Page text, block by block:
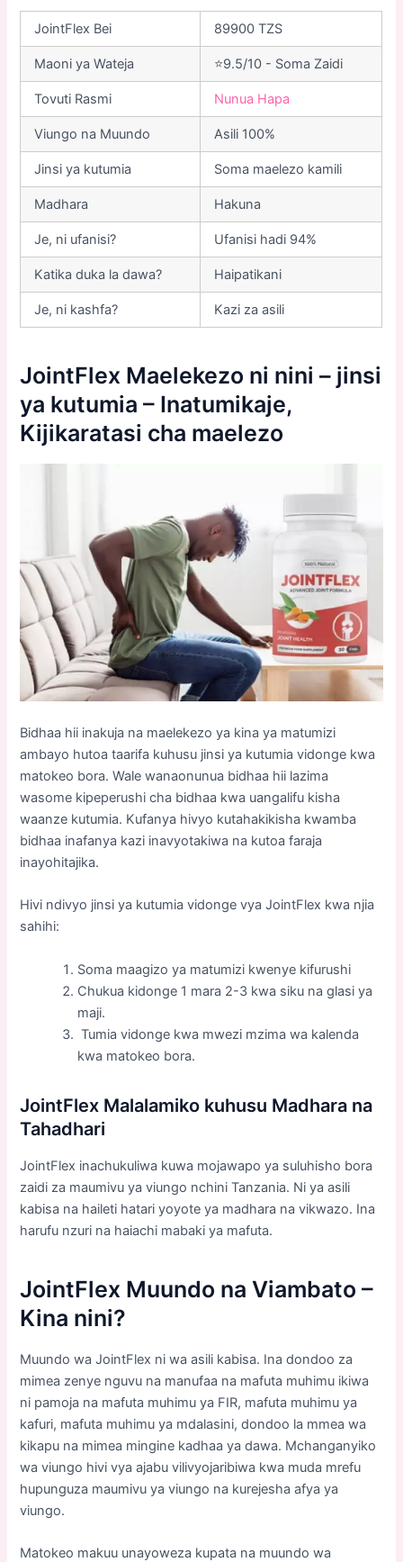
JointFlex Bei 89900 TZS
Maoni ya Wateja ⭐9.5/10 - Soma Zaidi
Tovuti Rasmi Nunua Hapa
Viungo na Muundo Asili 100%
Jinsi ya kutumia Soma maelezo kamili
Madhara Hakuna
Je, ni ufanisi? Ufanisi hadi 94%
Katika duka la dawa? Haipatikani
Je, ni kashfa? Kazi za asili
JointFlex Maelekezo ni nini– jinsi
ya kutumia – Inatumikaje,
Kijikaratasi cha maelezo
Bidhaa hii inakuja na maelekezo ya kina ya matumizi
ambayo hutoa taarifa kuhusu jinsi ya kutumia vidonge kwa
matokeo bora. Wale wanaonunua bidhaa hii lazima
wasome kipeperushi cha bidhaa kwa uangalifu kisha
waanze kutumia. Kufanya hivyo kutahakikisha kwamba
bidhaa inafanya kazi inavyotakiwa na kutoa faraja
inayohitajika.
Hivi ndivyo jinsi ya kutumia vidonge vya JointFlex kwa njia
sahihi:
Soma maagizo ya matumizi kwenye kifurushi
Chukua kidonge 1 mara 2-3 kwa siku na glasi ya
maji.
Tumia vidonge kwa mwezi mzima wa kalenda
kwa matokeo bora.
JointFlex Malalamiko kuhusu Madhara na
Tahadhari
JointFlex inachukuliwa kuwa mojawapo ya suluhisho bora
zaidi za maumivu ya viungo nchini Tanzania. Ni ya asili
kabisa na haileti hatari yoyote ya madhara na vikwazo. Ina
harufu nzuri na haiachi mabaki ya mafuta.
JointFlex Muundo na Viambato –
Kina nini?
Muundo wa JointFlex ni wa asili kabisa. Ina dondoo za
mimea zenye nguvu na manufaa na mafuta muhimu ikiwa
ni pamoja na mafuta muhimu ya FIR, mafuta muhimu ya
kafuri, mafuta muhimu ya mdalasini, dondoo la mmea wa
kikapu na mimea mingine kadhaa ya dawa. Mchanganyiko
wa viungo hivi vya ajabu vilivyojaribiwa kwa muda mrefu
hupunguza maumivu ya viungo na kurejesha afya ya
viungo.
Matokeo makuu unayoweza kupata na muundo wa